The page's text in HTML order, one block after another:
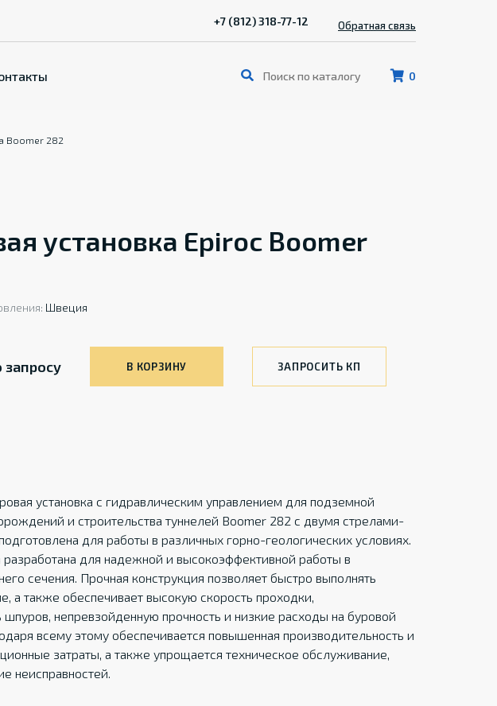
0
+7 (812) 318-77-12 Обратная связь
Boomer 282
установка Epiroc Boomer
Швеция
запросу В КОРЗИНУ ЗАПРОСИТЬ КП
установка с гидравлическим управлением для подземной
и строительства туннелей Boomer 282 с двумя стрелами-
для работы в различных горно-геологических условиях.
разработана для надежной и высокоэффективной работы в
сечения. Прочная конструкция позволяет быстро выполнять
а также обеспечивает высокую скорость проходки,
шпуров, непревзойденную прочность и низкие расходы на буровой
всему этому обеспечивается повышенная производительность и
затраты, а также упрощается техническое обслуживание,
неисправностей.